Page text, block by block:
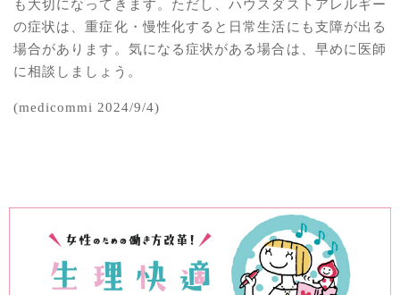
も大切になってきます。ただし、ハウスダストアレルギー
の症状は、重症化・慢性化すると日常生活にも支障が出る
場合があります。気になる症状がある場合は、早めに医師
に相談しましょう。
(medicommi 2024/9/4)